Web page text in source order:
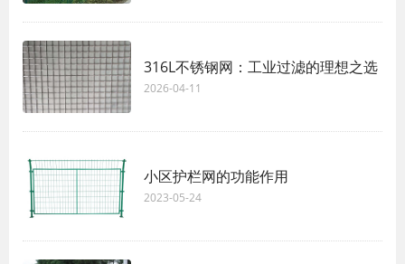
316L不锈钢网：工业过滤的理想之选
2026-04-11
小区护栏网的功能作用
2023-05-24